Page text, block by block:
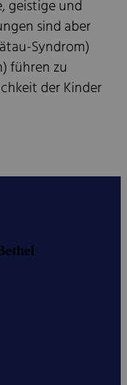
geistige und
sind aber
Syndrom)
führen zu
der Kinder